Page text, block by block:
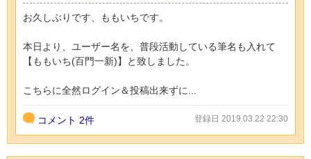
お久しぶりです、ももいちです。
本日より、ユーザー名を、普段活動している筆名も入れて
【ももいち(百門一新)】と致しました。
こちらに全然ログイン＆投稿出来ずに...
コメント 2件 登録日 2019.03.22 22:30